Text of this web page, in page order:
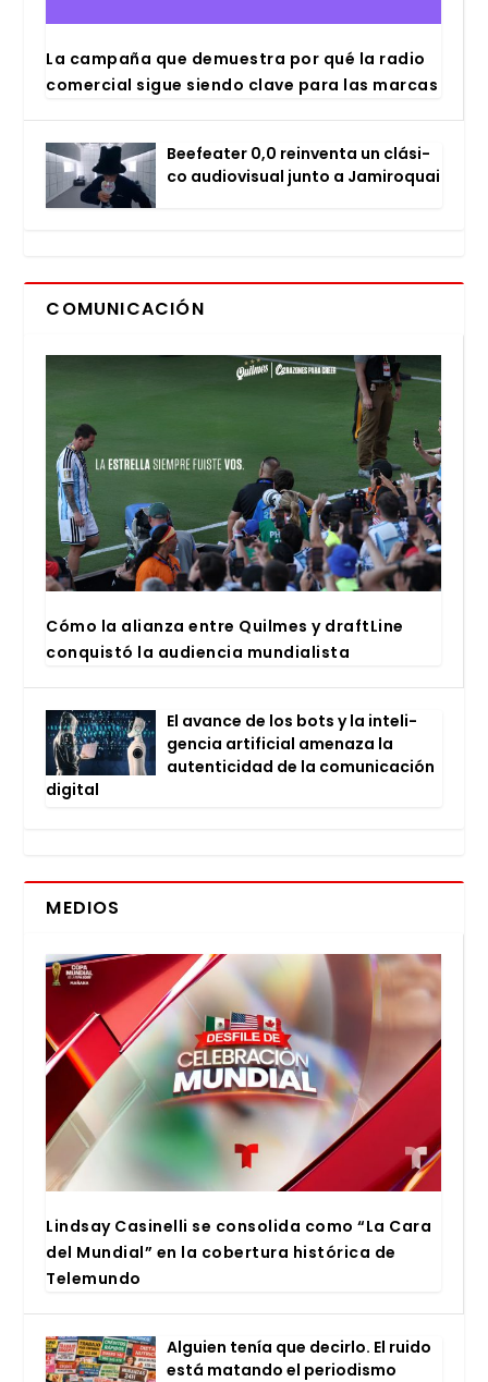
La cam­pa­ña que demues­tra por qué la radio
comer­cial sigue sien­do cla­ve para las mar­cas
Bee­fea­ter 0,0 rein­ven­ta un clá­si­
co audio­vi­sual jun­to a Jami­ro­quai
COMUNICACIÓN
Cómo la alian­za entre Quil­mes y draftLi­ne
con­quis­tó la audien­cia mun­dia­lis­ta
El avan­ce de los bots y la inte­li­
gen­cia arti­fi­cial ame­na­za la
auten­ti­ci­dad de la comu­ni­ca­ción
digi­tal
MEDIOS
Lind­say Casi­ne­lli se con­so­li­da como “La Cara
del Mun­dial” en la cober­tu­ra his­tó­ri­ca de
Tele­mun­do
Alguien tenía que decir­lo. El rui­do
está matan­do el perio­dis­mo